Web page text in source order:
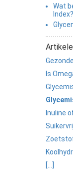
Wat
Index?
Is
Inuline
[...]